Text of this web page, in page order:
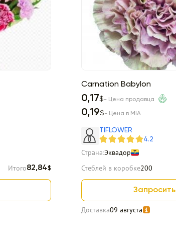
Итого82,84$
Carnation Babylon
0,17$- Цена продавца
0,19$- Цена в MIA
TIFLOWER
4.2
Страна:Эквадор
Стеблей в коробке200
Запросить
Доставка09 августа